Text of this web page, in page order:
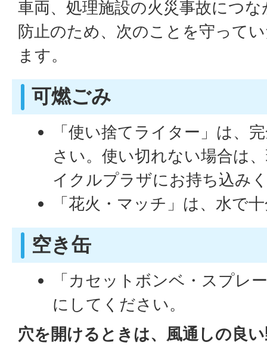
車両、処理施設の火災事故につ
防止のため、次のことを守って
ます。
可燃ごみ
「使い捨てライター」は、
さい。使い切れない場合は
イクルプラザにお持ち込み
「花火・マッチ」は、水で
空き缶
「カセットボンベ・スプレ
にしてください。
穴を開けるときは、風通しの良